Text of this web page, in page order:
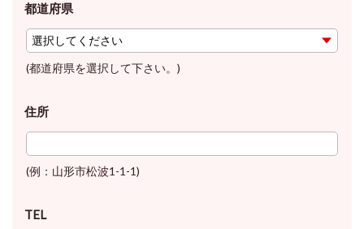
都道府県
(都道府県を選択して下さい。)
住所
(例：山形市松波1-1-1)
TEL